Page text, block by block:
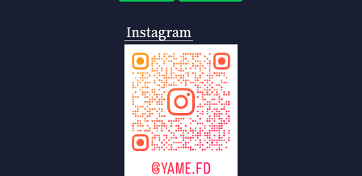
Instagram